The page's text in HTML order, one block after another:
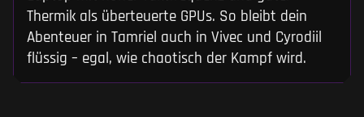
Thermik als überteuerte GPUs. So bleibt dein
Abenteuer in Tamriel auch in Vivec und Cyrodiil
flüssig – egal, wie chaotisch der Kampf wird.